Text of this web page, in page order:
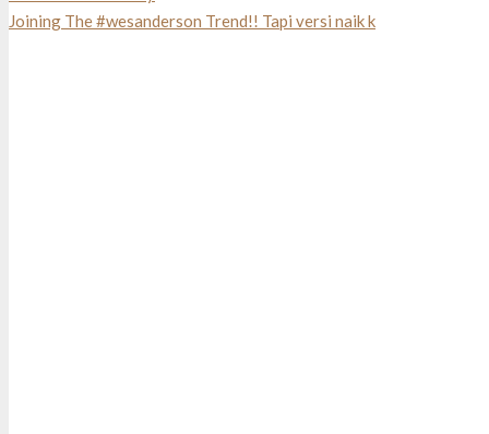
Joining The #wesanderson Trend!! Tapi versi naik k